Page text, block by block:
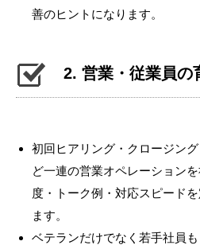
善のヒントになります。
2. 営業・従業員の
初回ヒアリング・クロージン
ど一連の営業オペレーション
度・トーク例・対応スピード
ます。
ベテランだけでなく若手社員